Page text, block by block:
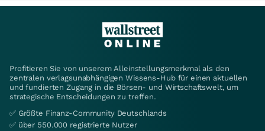
Profitieren Sie von unserem Alleinstellungsmerkmal als den
zentralen verlagsunabhängigen Wissens-Hub für einen aktuellen
und fundierten Zugang in die Börsen- und Wirtschaftswelt, um
strategische Entscheidungen zu treffen.
✅ Größte Finanz-Community Deutschlands
✅ über 550.000 registrierte Nutzer